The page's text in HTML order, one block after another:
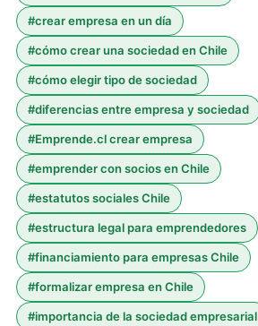
#crear empresa en un día
#cómo crear una sociedad en Chile
#cómo elegir tipo de sociedad
#diferencias entre empresa y sociedad
#Emprende.cl crear empresa
#emprender con socios en Chile
#estatutos sociales Chile
#estructura legal para emprendedores
#financiamiento para empresas Chile
#formalizar empresa en Chile
#importancia de la sociedad empresarial